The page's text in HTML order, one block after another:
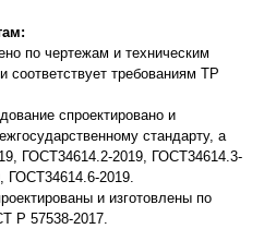
по чертежам и техническим
соответствует требованиям ТР
спроектировано и
стандарту, а
ГОСТ34614.2-2019, ГОСТ34614.3-
ГОСТ34614.6-2019.
и изготовлены по
Р 57538-2017.